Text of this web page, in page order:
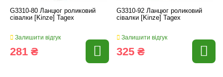
G3310-80 Ланцюг роликовий
сівалки [Kinze] Tagex
Залишити відгук
281 ₴
G3310-92 Ланцюг роликовий
сівалки [Kinze] Tagex
Залишити відгук
325 ₴